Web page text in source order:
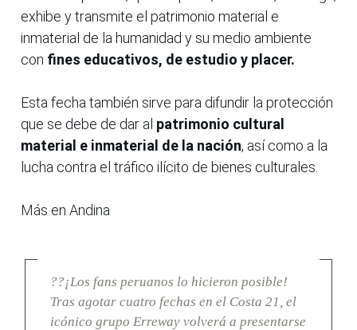
exhibe y transmite el patrimonio material e
inmaterial de la humanidad y su medio ambiente
con fines educativos, de estudio y placer.
Esta fecha también sirve para difundir la protección
que se debe de dar al patrimonio cultural
material e inmaterial de la nación, así como a la
lucha contra el tráfico ilícito de bienes culturales.
Más en Andina
??¡Los fans peruanos lo hicieron posible!
Tras agotar cuatro fechas en el Costa 21, el
icónico grupo Erreway volverá a presentarse